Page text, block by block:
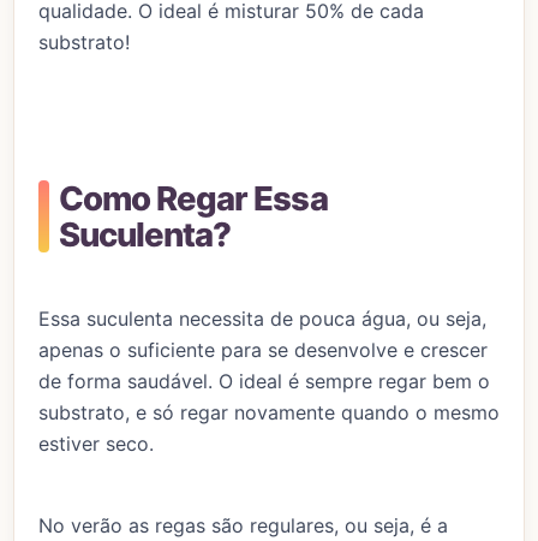
qualidade. O ideal é misturar 50% de cada
substrato!
Como Regar Essa
Suculenta?
Essa suculenta necessita de pouca água, ou seja,
apenas o suficiente para se desenvolve e crescer
de forma saudável. O ideal é sempre regar bem o
substrato, e só regar novamente quando o mesmo
estiver seco.
No verão as regas são regulares, ou seja, é a